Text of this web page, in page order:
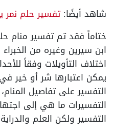
شاهد أيضًا:تفسير حلم
ختاماً فقد تم تفسير منام
ابن سيرين وغيره من
اختلاف التأويلات وفقاً
يمكن اعتبارها شر أو خير
التفسير على تفاصيل
التفسيرات ما هي إلى
التفسير ولكن العلم